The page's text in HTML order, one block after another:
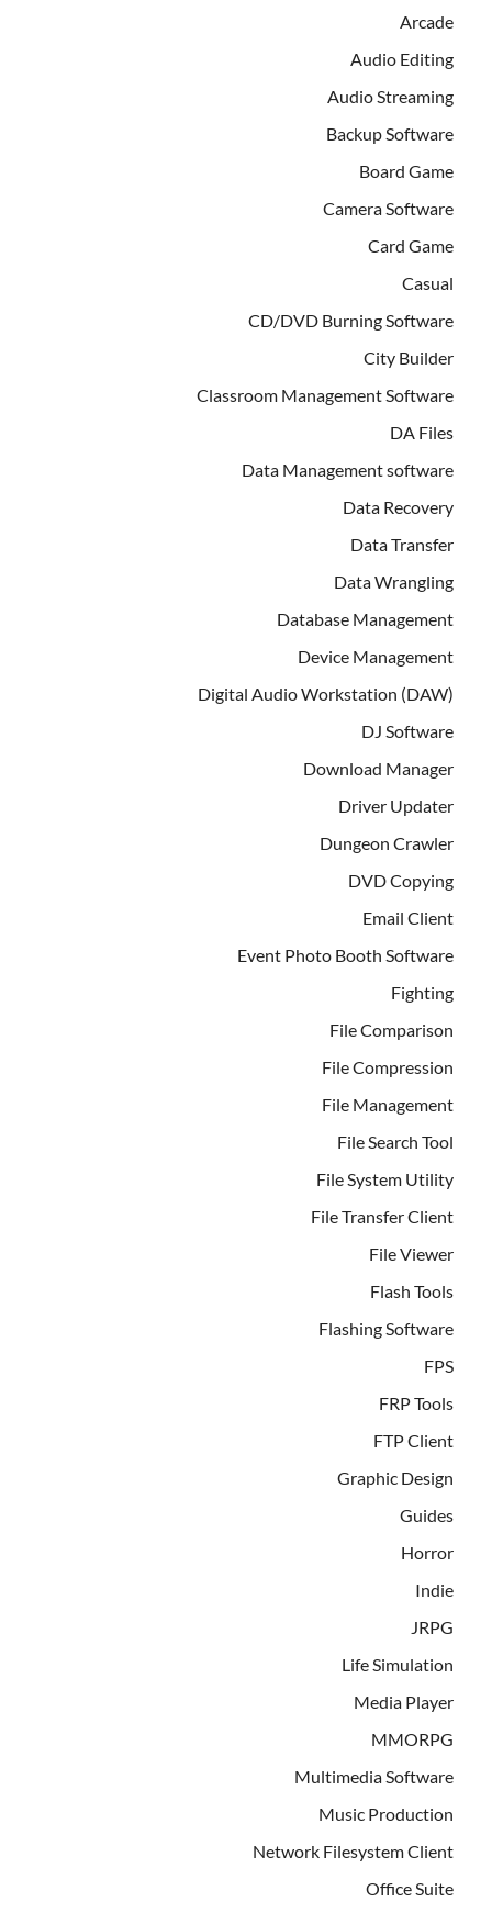
Arcade
Audio Editing
Audio Streaming
Backup Software
Board Game
Camera Software
Card Game
Casual
CD/DVD Burning Software
City Builder
Classroom Management Software
DA Files
Data Management software
Data Recovery
Data Transfer
Data Wrangling
Database Management
Device Management
Digital Audio Workstation (DAW)
DJ Software
Download Manager
Driver Updater
Dungeon Crawler
DVD Copying
Email Client
Event Photo Booth Software
Fighting
File Comparison
File Compression
File Management
File Search Tool
File System Utility
File Transfer Client
File Viewer
Flash Tools
Flashing Software
FPS
FRP Tools
FTP Client
Graphic Design
Guides
Horror
Indie
JRPG
Life Simulation
Media Player
MMORPG
Multimedia Software
Music Production
Network Filesystem Client
Office Suite